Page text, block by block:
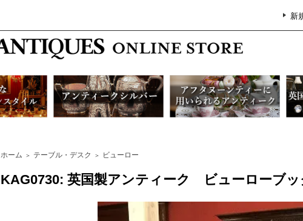
新
ホーム ＞ テーブル・デスク ＞ ビューロー
KAG0730: 英国製アンティーク ビューローブッ